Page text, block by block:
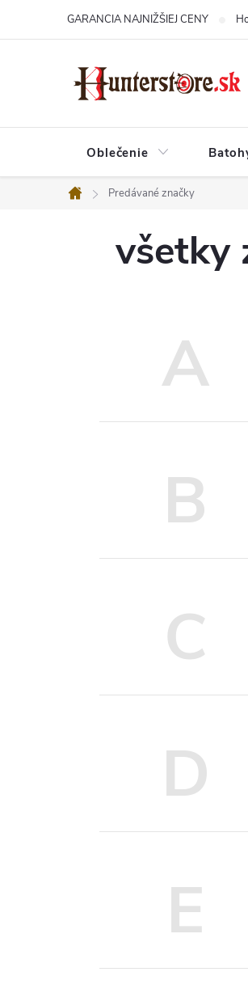
GARANCIA NAJNIŽŠIEJ CENY
Oblečenie
Domov
Predávané značky
všetky
A
B
C
D
E